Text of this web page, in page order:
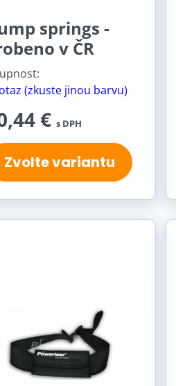
springs -
v ČR
(zkuste jinou barvu)
€ s DPH
Zvolte variantu